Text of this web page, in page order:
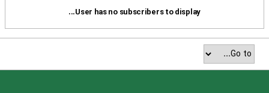
User has no subscribers to display...